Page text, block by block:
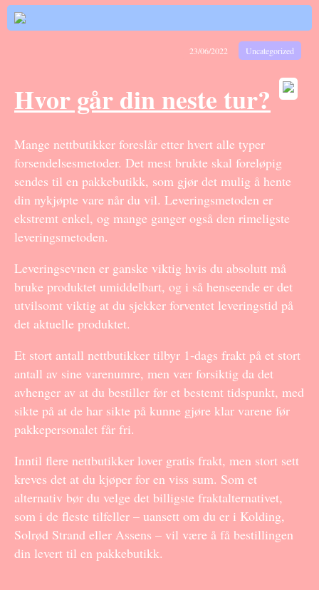
23/06/2022 Uncategorized
Hvor går din neste tur?
Mange nettbutikker foreslår etter hvert alle typer
forsendelsesmetoder. Det mest brukte skal foreløpig
sendes til en pakkebutikk, som gjør det mulig å hente
din nykjøpte vare når du vil. Leveringsmetoden er
ekstremt enkel, og mange ganger også den rimeligste
leveringsmetoden.
Leveringsevnen er ganske viktig hvis du absolutt må
bruke produktet umiddelbart, og i så henseende er det
utvilsomt viktig at du sjekker forventet leveringstid på
det aktuelle produktet.
Et stort antall nettbutikker tilbyr 1-dags frakt på et stort
antall av sine varenumre, men vær forsiktig da det
avhenger av at du bestiller før et bestemt tidspunkt, med
sikte på at de har sikte på kunne gjøre klar varene før
pakkepersonalet får fri.
Inntil flere nettbutikker lover gratis frakt, men stort sett
kreves det at du kjøper for en viss sum. Som et
alternativ bør du velge det billigste fraktalternativet,
som i de fleste tilfeller – uansett om du er i Kolding,
Solrød Strand eller Assens – vil være å få bestillingen
din levert til en pakkebutikk.